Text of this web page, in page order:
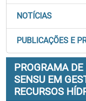
NOTÍCIAS
PUBLICAÇÕES E
PROGRAMA
SENSU EM
RECURSOS